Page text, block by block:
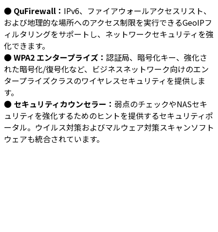
● QuFirewall： IPv6、ファイアウォールアクセスリスト、
および地理的な場所へのアクセス制限を実行できるGeoIPフ
ィルタリングをサポートし、ネットワークセキュリティを強
化できます。
●WPA2 エンタープライズ： 認証局、暗号化キー、強化さ
れた暗号化/復号化など、ビジネスネットワーク向けのエン
タープライズクラスのワイヤレスセキュリティを提供しま
す。
● セキュリティカウンセラー： 弱点のチェックやNASセキ
ュリティを強化するためのヒントを提供するセキュリティポ
ータル。ウイルス対策およびマルウェア対策スキャンソフト
ウェアも統合されています。